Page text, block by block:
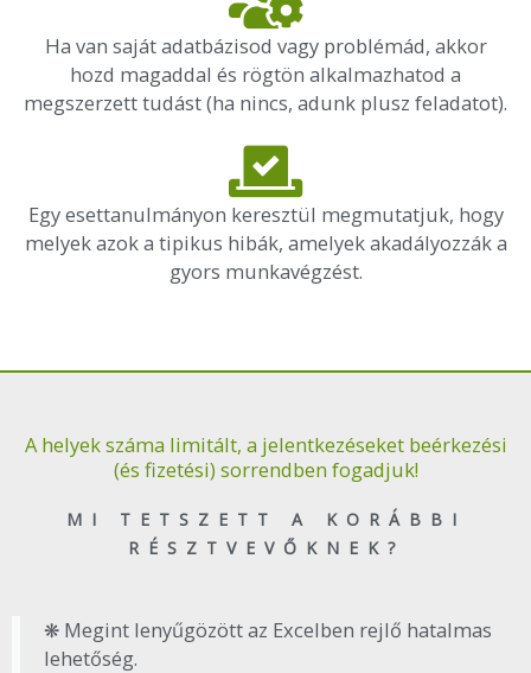
Ha van saját adatbázisod vagy problémád, akkor
hozd magaddal és rögtön alkalmazhatod a
megszerzett tudást (ha nincs, adunk plusz feladatot).
Egy esettanulmányon keresztül megmutatjuk, hogy
melyek azok a tipikus hibák, amelyek akadályozzák a
gyors munkavégzést.
A helyek száma limitált, a jelentkezéseket beérkezési
(és fizetési) sorrendben fogadjuk!
MI TETSZETT A KORÁBBI
RÉSZTVEVŐKNEK?
❋ Megint lenyűgözött az Excelben rejlő hatalmas
lehetőség.